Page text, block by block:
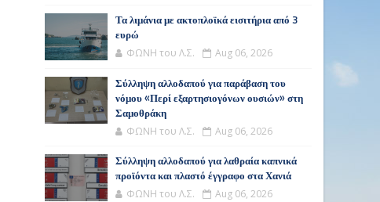
Τα λιμάνια με ακτοπλοϊκά εισιτήρια από 3
ευρώ
ΦΩΝΗ του Λ.Σ. Aug 06, 2026
Σύλληψη αλλοδαπού για παράβαση του
νόμου «Περί εξαρτησιογόνων ουσιών» στη
Σαμοθράκη
ΦΩΝΗ του Λ.Σ. Aug 06, 2026
Σύλληψη αλλοδαπού για λαθραία καπνικά
προϊόντα και πλαστό έγγραφο στα Χανιά
ΦΩΝΗ του Λ.Σ. Aug 06, 2026